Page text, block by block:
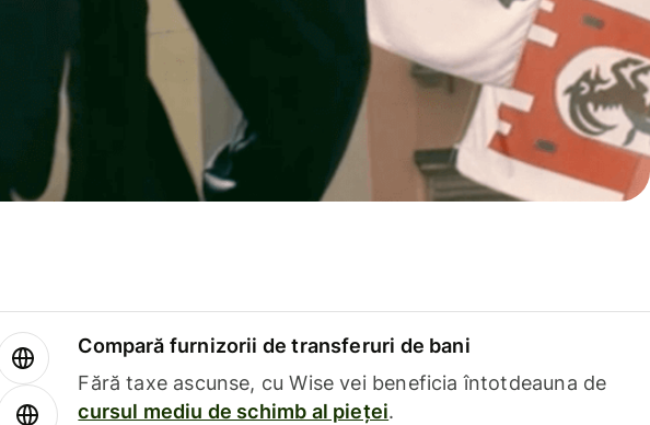
Compară furnizorii de transferuri de bani
Fără taxe ascunse, cu Wise vei beneficia întotdeauna de
cursul mediu de schimb al pieței.